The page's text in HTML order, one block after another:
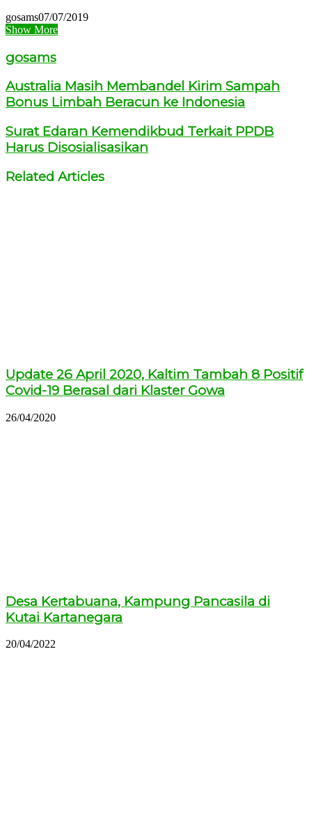
gosams07/07/2019
Show More
gosams
Australia Masih Membandel Kirim Sampah
Bonus Limbah Beracun ke Indonesia
Surat Edaran Kemendikbud Terkait PPDB
Harus Disosialisasikan
Related Articles
Update 26 April 2020, Kaltim Tambah 8 Positif
Covid-19 Berasal dari Klaster Gowa
26/04/2020
Desa Kertabuana, Kampung Pancasila di
Kutai Kartanegara
20/04/2022